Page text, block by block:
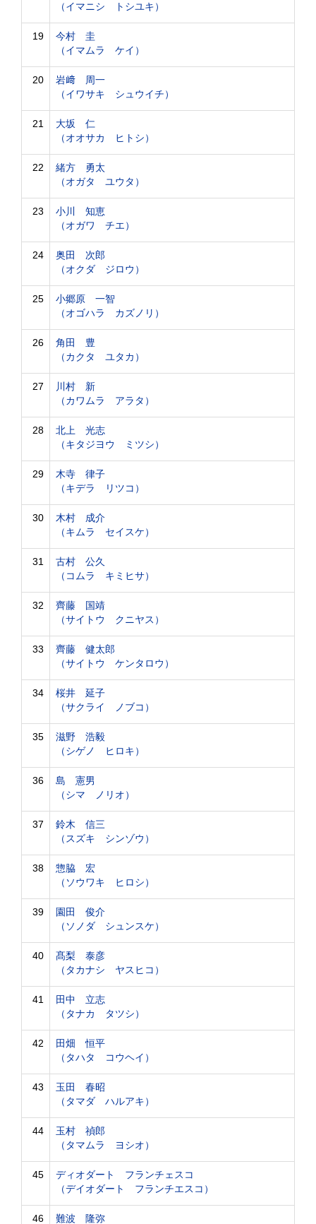
（イマニシ トシユキ）
19
今村 圭
（イマムラ ケイ）
20
岩﨑 周一
（イワサキ シュウイチ）
21
大坂 仁
（オオサカ ヒトシ）
22
緒方 勇太
（オガタ ユウタ）
23
小川 知恵
（オガワ チエ）
24
奥田 次郎
（オクダ ジロウ）
25
小郷原 一智
（オゴハラ カズノリ）
26
角田 豊
（カクタ ユタカ）
27
川村 新
（カワムラ アラタ）
28
北上 光志
（キタジヨウ ミツシ）
29
木寺 律子
（キデラ リツコ）
30
木村 成介
（キムラ セイスケ）
31
古村 公久
（コムラ キミヒサ）
32
齊藤 国靖
（サイトウ クニヤス）
33
齊藤 健太郎
（サイトウ ケンタロウ）
34
桜井 延子
（サクライ ノブコ）
35
滋野 浩毅
（シゲノ ヒロキ）
36
島 憲男
（シマ ノリオ）
37
鈴木 信三
（スズキ シンゾウ）
38
惣脇 宏
（ソウワキ ヒロシ）
39
園田 俊介
（ソノダ シュンスケ）
40
髙梨 泰彦
（タカナシ ヤスヒコ）
41
田中 立志
（タナカ タツシ）
42
田畑 恒平
（タハタ コウヘイ）
43
玉田 春昭
（タマダ ハルアキ）
44
玉村 禎郎
（タマムラ ヨシオ）
45
ディオダート フランチェスコ
（デイオダート フランチエスコ）
46 難波 隆弥